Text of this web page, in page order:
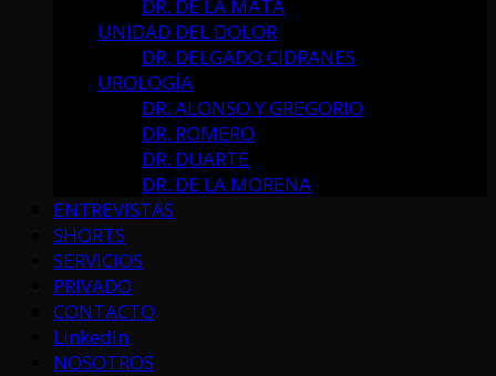
DR. DE LA MATA
UNIDAD DEL DOLOR
DR. DELGADO CIDRANES
UROLOGÍA
DR. ALONSO Y GREGORIO
DR. ROMERO
DR. DUARTE
DR. DE LA MORENA
ENTREVISTAS
SHORTS
SERVICIOS
PRIVADO
CONTACTO
LinkedIn
NOSOTROS